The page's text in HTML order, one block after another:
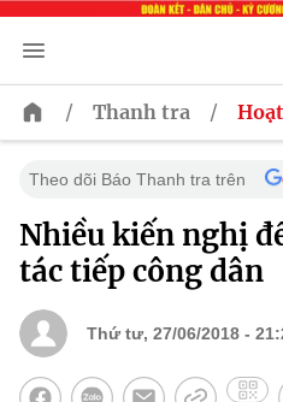
/ Thanh tra /
Theo dõi Báo Thanh tra trên
Nhiều kiến nghị
tác tiếp công dân
Thứ tư, 27/06/2018 -